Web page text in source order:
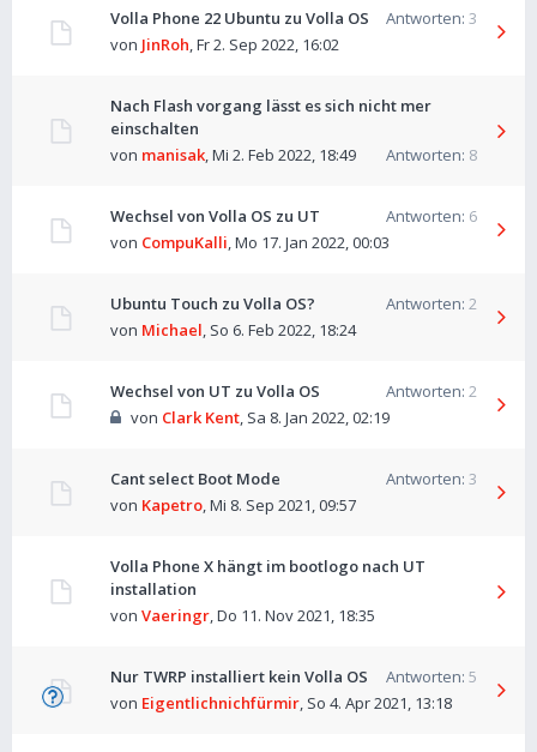
Volla Phone 22 Ubuntu zu Volla OS Antworten: 3
von JinRoh,Fr 2. Sep 2022, 16:02
Nach Flash vorgang lässt es sich nicht mer
einschalten
Antworten: 8
von manisak,Mi 2. Feb 2022, 18:49
Wechsel von Volla OS zu UT Antworten: 6
von CompuKalli,Mo 17. Jan 2022, 00:03
Ubuntu Touch zu Volla OS? Antworten: 2
von Michael, So 6. Feb 2022, 18:24
Wechsel von UT zu Volla OS Antworten: 2
von Clark Kent, Sa 8. Jan 2022, 02:19
Cant select Boot Mode Antworten: 3
von Kapetro,Mi 8. Sep 2021, 09:57
Volla Phone X hängt im bootlogo nach UT
installation
von Vaeringr,Do 11. Nov 2021, 18:35
Nur TWRP installiert kein Volla OS Antworten: 5
von Eigentlichnichfürmir, So 4. Apr 2021, 13:18